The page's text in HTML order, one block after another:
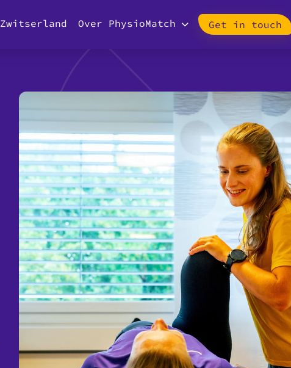
Zwitserland Over PhysioMatch Get in touch